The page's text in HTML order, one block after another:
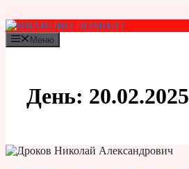
к
содержимому
Меню
День: 20.02.2025